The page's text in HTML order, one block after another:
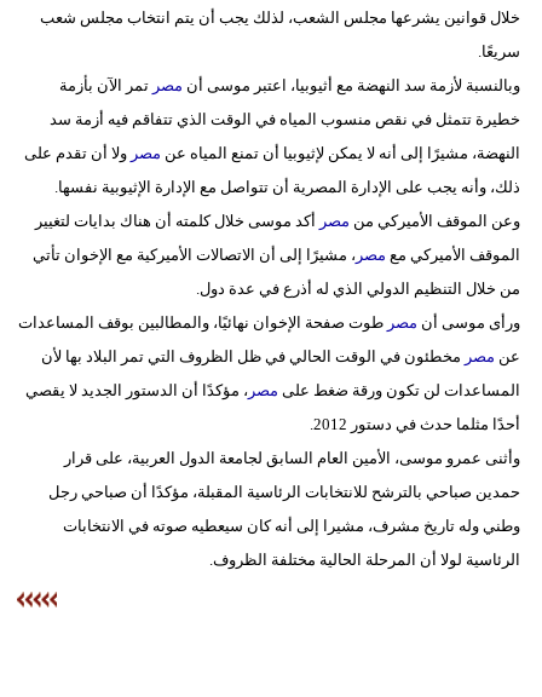
خلال قوانين يشرعها مجلس الشعب، لذلك يجب أن يتم انتخاب مجلس شعب
سريعًا.
وبالنسبة لأزمة سد النهضة مع أثيوبيا، اعتبر موسى أن مصر تمر الآن بأزمة
خطيرة تتمثل في نقص منسوب المياه في الوقت الذي تتفاقم فيه أزمة سد
النهضة، مشيرًا إلى أنه لا يمكن لإثيوبيا أن تمنع المياه عن مصر ولا أن تقدم على
ذلك، وأنه يجب على الإدارة المصرية أن تتواصل مع الإدارة الإثيوبية نفسها.
وعن الموقف الأميركي من مصر أكد موسى خلال كلمته أن هناك بدايات لتغيير
الموقف الأميركي مع مصر ، مشيرًا إلى أن الاتصالات الأميركية مع الإخوان تأتي
من خلال التنظيم الدولي الذي له أذرع في عدة دول.
ورأى موسى أن مصر طوت صفحة الإخوان نهائيًا، والمطالبين بوقف المساعدات
عن مصر مخطئون في الوقت الحالي في ظل الظروف التي تمر البلاد بها لأن
المساعدات لن تكون ورقة ضغط على مصر ، مؤكدًا أن الدستور الجديد لا يقصي
أحدًا مثلما حدث في دستور 2012.
وأثنى عمرو موسى، الأمين العام السابق لجامعة الدول العربية، على قرار
حمدين صباحي بالترشح للانتخابات الرئاسية المقبلة، مؤكدًا أن صباحي رجل
وطني وله تاريخ مشرف، مشيرا إلى أنه كان سيعطيه صوته في الانتخابات
الرئاسية لولا أن المرحلة الحالية مختلفة الظروف.